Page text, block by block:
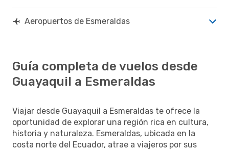
Aeropuertos de Esmeraldas
Guía completa de vuelos desde
Guayaquil a Esmeraldas
Viajar desde Guayaquil a Esmeraldas te ofrece la
oportunidad de explorar una región rica en cultura,
historia y naturaleza. Esmeraldas, ubicada en la
costa norte del Ecuador, atrae a viajeros por sus